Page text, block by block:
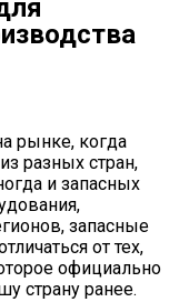
рынке, когда
разных стран,
и запасных
запасные
от тех,
официально
страну ранее.